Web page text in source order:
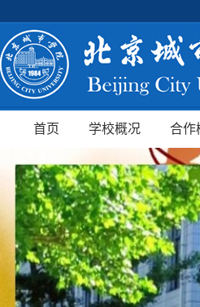
首页 学校概况 合作